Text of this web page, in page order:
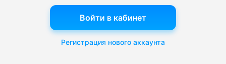
Войти в кабинет
Регистрация нового аккаунта